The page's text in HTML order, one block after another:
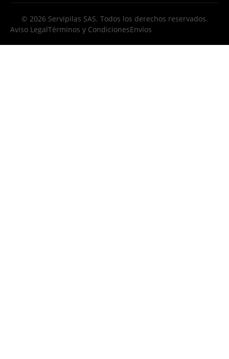
© 2026 Servipilas SAS. Todos los derechos reservados.
Aviso LegalTérminos y CondicionesEnvíos